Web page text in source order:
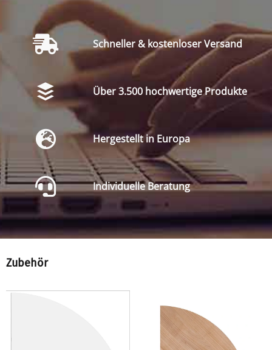
Schneller & kostenloser Versand
Über 3.500 hochwertige Produkte
Hergestellt in Europa
Individuelle Beratung
Zubehör